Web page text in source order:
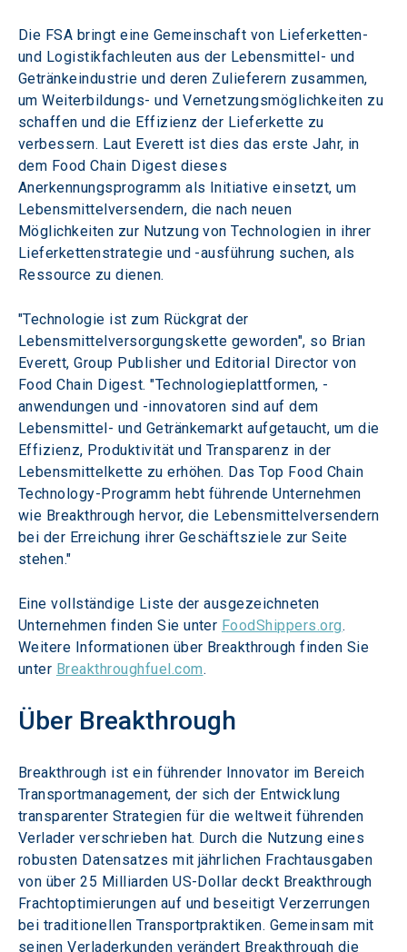
Die FSA bringt eine Gemeinschaft von Lieferketten-
und Logistikfachleuten aus der Lebensmittel- und
Getränkeindustrie und deren Zulieferern zusammen,
um Weiterbildungs- und Vernetzungsmöglichkeiten zu
schaffen und die Effizienz der Lieferkette zu
verbessern. Laut Everett ist dies das erste Jahr, in
dem Food Chain Digest dieses
Anerkennungsprogramm als Initiative einsetzt, um
Lebensmittelversendern, die nach neuen
Möglichkeiten zur Nutzung von Technologien in ihrer
Lieferkettenstrategie und -ausführung suchen, als
Ressource zu dienen.
"Technologie ist zum Rückgrat der
Lebensmittelversorgungskette geworden", so Brian
Everett, Group Publisher und Editorial Director von
Food Chain Digest. "Technologieplattformen, -
anwendungen und -innovatoren sind auf dem
Lebensmittel- und Getränkemarkt aufgetaucht, um die
Effizienz, Produktivität und Transparenz in der
Lebensmittelkette zu erhöhen. Das Top Food Chain
Technology-Programm hebt führende Unternehmen
wie Breakthrough hervor, die Lebensmittelversendern
bei der Erreichung ihrer Geschäftsziele zur Seite
stehen."
Eine vollständige Liste der ausgezeichneten
Unternehmen finden Sie unter FoodShippers.org.
Weitere Informationen über Breakthrough finden Sie
unter Breakthroughfuel.com.
Über Breakthrough
Breakthrough ist ein führender Innovator im Bereich
Transportmanagement, der sich der Entwicklung
transparenter Strategien für die weltweit führenden
Verlader verschrieben hat. Durch die Nutzung eines
robusten Datensatzes mit jährlichen Frachtausgaben
von über 25 Milliarden US-Dollar deckt Breakthrough
Frachtoptimierungen auf und beseitigt Verzerrungen
bei traditionellen Transportpraktiken. Gemeinsam mit
seinen Verladerkunden verändert Breakthrough die